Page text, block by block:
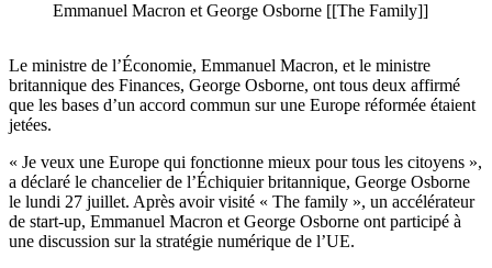
Emmanuel Macron et George Osborne [[The Family]]
Le ministre de l’Économie, Emmanuel Macron, et le ministre
britannique des Finances, George Osborne, ont tous deux affirmé
que les bases d’un accord commun sur une Europe réformée étaient
jetées.
« Je veux une Europe qui fonctionne mieux pour tous les citoyens »,
a déclaré le chancelier de l’Échiquier britannique, George Osborne
le lundi 27 juillet. Après avoir visité « The family », un accélérateur
de start-up, Emmanuel Macron et George Osborne ont participé à
une discussion sur la stratégie numérique de l’UE.